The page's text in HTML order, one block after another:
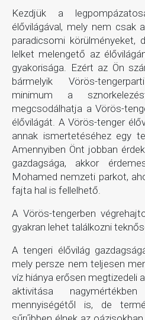
Kezdjük a
élővilágával, mely nem csak
paradicsomi
lelket melengető az
gyakorisága. Ezért az Ön
bármelyik Vörös-
minimum a
megcsodálhatja a Vörös-
élővilágát. A Vörös-tenger
annak ismertetéséhez egy
Amennyiben Önt jobban
gazdagsága, akkor
Mohamed nemzeti parkot,
fajta hal is fellelhető.
A Vörös-tengerben
gyakran lehet találkozni
A tengeri élővilág
mely persze nem teljesen
víz hiánya erősen megtizedeli
aktivitása
mennyiségétől is, de